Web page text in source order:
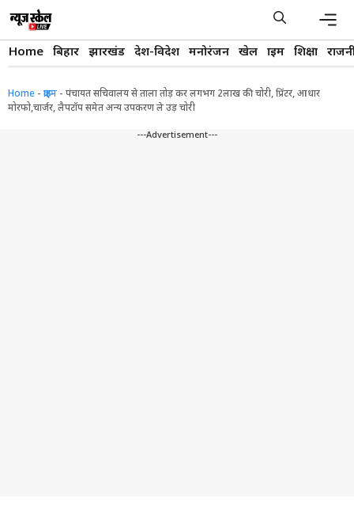
content
Home बिहार झारखंड देश-विदेश मनोरंजन खेल क्राइम शिक्षा
Home - क्राइम - पंचायत सचिवालय से ताला तोड़ कर लगभग 2लाख की चोरी, प्रिंटर, आधार
मोरफो,चार्जर, लैपटॉप समेत अन्य उपकरण ले उड़ चोरी
---Advertisement---